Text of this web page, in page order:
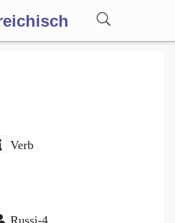
Verb
Russi-4